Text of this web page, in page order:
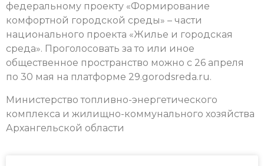
федеральному проекту «Формирование
комфортной городской среды» – части
национального проекта «Жилье и городская
среда». Проголосовать за то или иное
общественное пространство можно с 26 апреля
по 30 мая на платформе 29.gorodsreda.ru.
Министерство топливно-энергетического
комплекса и жилищно-коммунального хозяйства
Архангельской области